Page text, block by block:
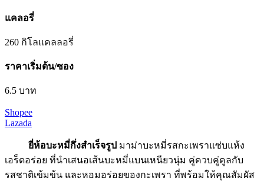
แคลอรี่
260 กิโลแคลลอรี่
ราคาเริ่มต้น/ซอง
6.5 บาท
Shopee
Lazada
ยี่ห้อบะหมี่กึ่งสําเร็จรูป มาม่าบะหมี่รสกะเพราแซ่บแห้ง
เอร็ดอร่อย ที่นำเสนอเส้นบะหมี่แบนเหนียวนุ่ม คู่ควบคู่คูลกับ
รสชาติเข้มข้น และหอมอร่อยของกะเพรา ที่พร้อมให้คุณสัมผัส